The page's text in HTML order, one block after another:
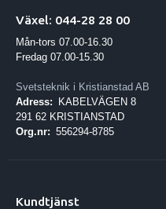
Växel: 044-28 28 00
Mån-tors 07.00-16.30
Fredag 07.00-15.30
Svetsteknik i Kristianstad AB
Adress:
KABELVÄGEN 8
291 62 KRISTIANSTAD
Org.nr: 556294-8785
Kundtjänst